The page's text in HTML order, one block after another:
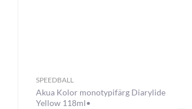
SPEEDBALL
Akua Kolor monotypifärg Diarylide
Yellow 118ml•